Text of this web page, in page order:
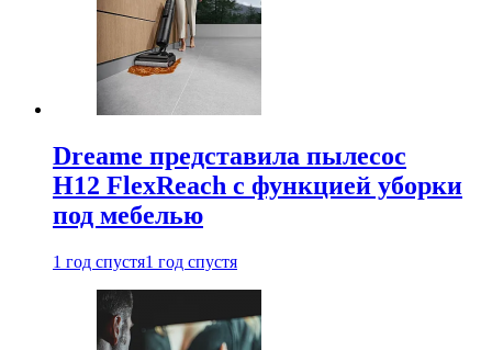
Dreame представила пылесос
H12 FlexReach с функцией уборки
под мебелью
1 год спустя1 год спустя